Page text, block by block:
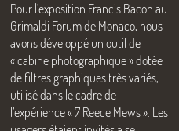
Pour l’exposition Francis Bacon au
Grimaldi Forum de Monaco, nous
avons développé un outil de
«cabine photographique» dotée
de filtres graphiques très variés,
utilisé dans le cadre de
l’expérience «7 Reece Mews». Les